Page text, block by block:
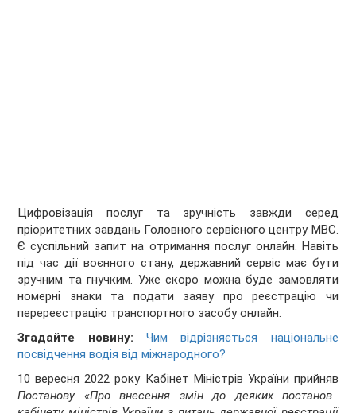
Цифровізація послуг та зручність завжди серед
пріоритетних завдань Головного сервісного центру МВС.
Є суспільний запит на отримання послуг онлайн. Навіть
під час дії воєнного стану, державний сервіс має бути
зручним та гнучким. Уже скоро можна буде замовляти
номерні знаки та подати заяву про реєстрацію чи
перереєстрацію транспортного засобу онлайн.
Згадайте новину:
Чим відрізняється національне
посвідчення водія від міжнародного?
10 вересня 2022 року Кабінет Міністрів України прийняв
Постанову «Про внесення змін до деяких постанов